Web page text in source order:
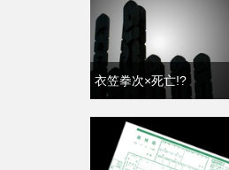
衣笠拳次×死亡!?